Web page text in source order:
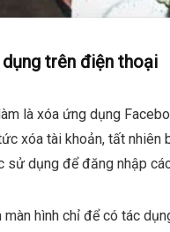
trên điện thoại
là xóa ứng dụng
xóa tài khoản, tất nhiên
sử dụng để đăng nhập
hình chỉ để có tác